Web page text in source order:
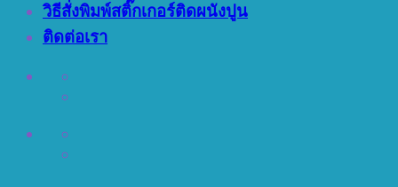
วิธีสั่งพิมพ์สติ๊กเกอร์ติดผนังปูน
ติดต่อเรา